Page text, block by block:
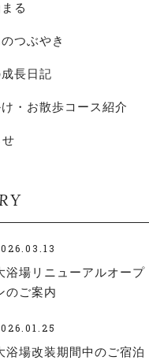
る
つぶやき
長日記
・お散歩コース紹介
浴場リニューアルオープ
のご案内
浴場改装期間中のご宿泊